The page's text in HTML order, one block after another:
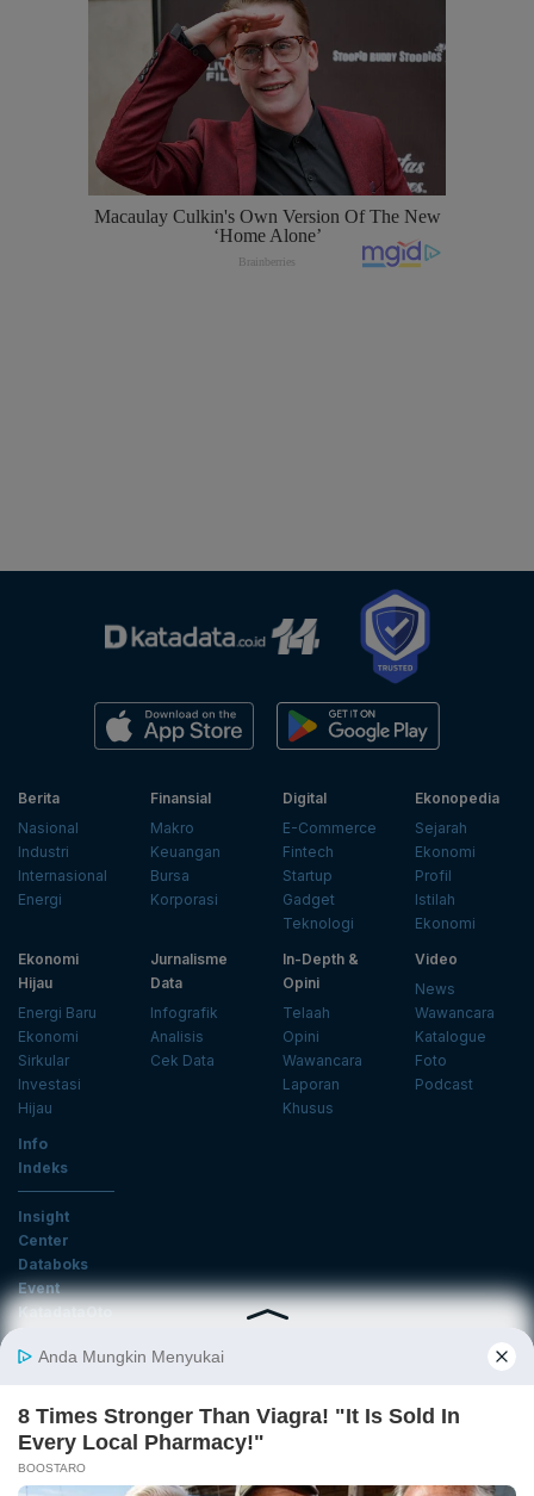
Berita
Nasional
Industri
Internasional
Energi
Finansial
Makro
Keuangan
Bursa
Korporasi
Digital
E-Commerce
Fintech
Startup
Gadget
Teknologi
Ekonopedia
Sejarah
Ekonomi
Profil
Istilah
Ekonomi
Ekonomi
Hijau
Energi Baru
Ekonomi
Sirkular
Investasi
Hijau
Jurnalisme
Data
Infografik
Analisis
Cek Data
In-Depth &
Opini
Telaah
Opini
Wawancara
Laporan
Khusus
Video
News
Wawancara
Katalogue
Foto
Podcast
Info
Indeks
Insight
Center
Databoks
Event
KatadataOto
Email
Daftar